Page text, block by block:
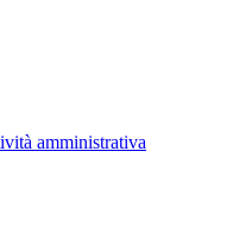
amministrativa